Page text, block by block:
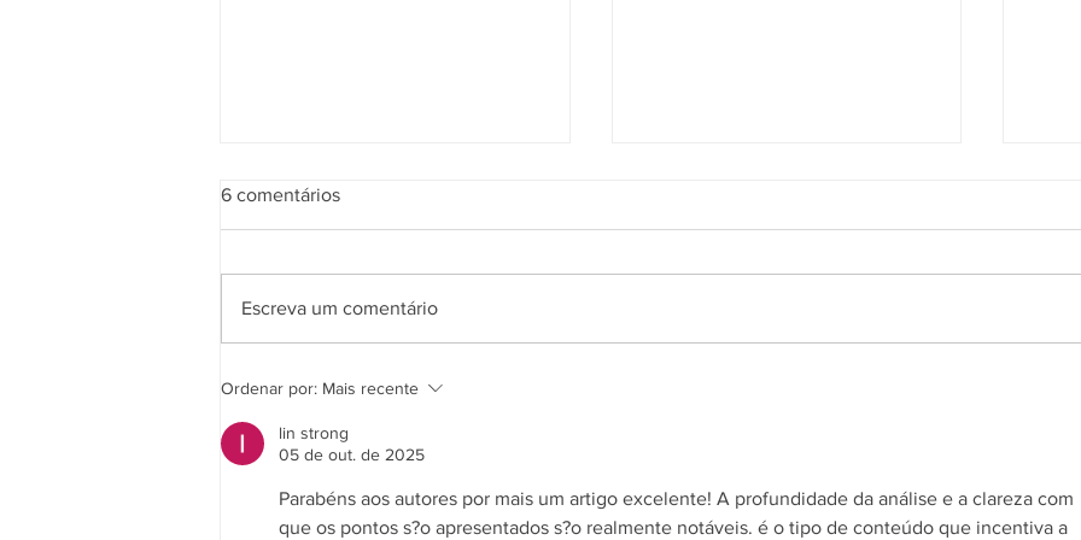
2ª Turma do TST valida
rescisão indireta pelo não
pagamento de adicional de
insalubridade
6 comentários
Escreva um comentário
Ordenar por: Mais recente
lin strong
05 de out. de 2025
Parabéns aos autores por mais um artigo excelente! A profundidade da análise e a clareza com
que os pontos s?o apresentados s?o realmente notáveis. é o tipo de conteúdo que incentiva a